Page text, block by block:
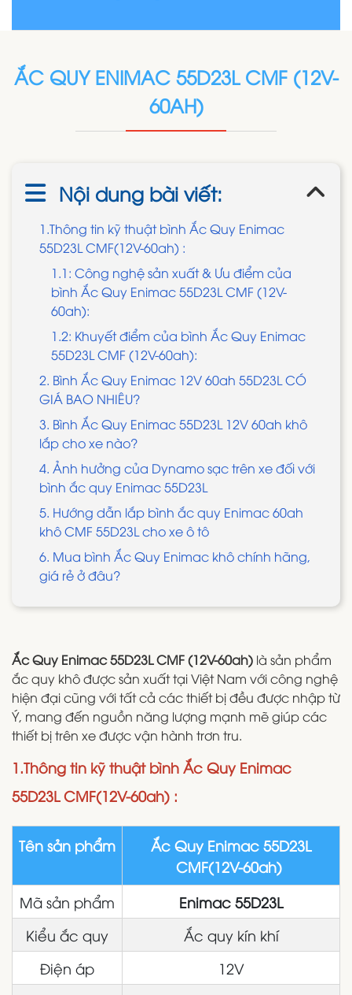
ẮC QUY ENIMAC 55D23L CMF (12V-
60AH)
Nội dung bài viết:
1.Thông tin kỹ thuật bình Ắc Quy Enimac
55D23L CMF(12V-60ah) :
1.1: Công nghệ sản xuất & Ưu điểm của
bình Ắc Quy Enimac 55D23L CMF (12V-
60ah):
1.2: Khuyết điểm của bình Ắc Quy Enimac
55D23L CMF (12V-60ah):
2. Bình Ắc Quy Enimac 12V 60ah 55D23L CÓ
GIÁ BAO NHIÊU?
3. Bình Ắc Quy Enimac 55D23L 12V 60ah khô
lắp cho xe nào?
4. Ảnh hưởng của Dynamo sạc trên xe đối với
bình ắc quy Enimac 55D23L
5. Hướng dẫn lắp bình ắc quy Enimac 60ah
khô CMF 55D23L cho xe ô tô
6. Mua bình Ắc Quy Enimac khô chính hãng,
giá rẻ ở đâu?
Ắc Quy Enimac 55D23L CMF (12V-60ah) là sản phẩm
ắc quy khô được sản xuất tại Việt Nam với công nghệ
hiện đại cũng với tất cả các thiết bị đều được nhập từ
Ý, mang đến nguồn năng lượng mạnh mẽ giúp các
thiết bị trên xe được vận hành trơn tru.
1.Thông tin kỹ thuật bình Ắc Quy Enimac
55D23L CMF(12V-60ah) :
Tên sản phẩm
Ắc Quy Enimac 55D23L
CMF(12V-60ah)
Mã sản phẩm
Enimac 55D23L
Kiểu ắc quy
Ắc quy kín khí
Điện áp
12V